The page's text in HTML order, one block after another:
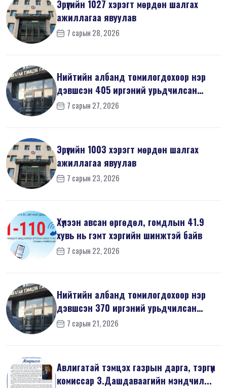
Эрүүгийн 1027 хэрэгт мөрдөн шалгах
ажиллагаа явуулав
7 сарын 28, 2026
Нийтийн албанд томилогдохоор нэр
дэвшсэн 405 иргэний урьдчилсан
мэдүүл...
7 сарын 27, 2026
Эрүүгийн 1003 хэрэгт мөрдөн шалгах
ажиллагаа явуулав
7 сарын 23, 2026
Хүлээн авсан өргөдөл, гомдлын 41.9
хувь нь гэмт хэргийн шинжтэй байв
7 сарын 22, 2026
Нийтийн албанд томилогдохоор нэр
дэвшсэн 370 иргэний урьдчилсан
мэдүүл...
7 сарын 21, 2026
Авлигатай тэмцэх газрын дарга, тэргүүн
комиссар З.Дашдаваагийн мэндчил...